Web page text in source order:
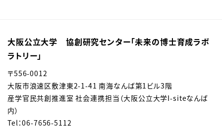
大阪公立大学 協創研究センター「未来の博士育成ラボ
ラトリー」
〒556-0012
大阪市浪速区敷津東2-1-41 南海なんば第1ビル3階
産学官民共創推進室 社会連携担当（大阪公立大学I-siteなんば
内）
Tel：06-7656-5112